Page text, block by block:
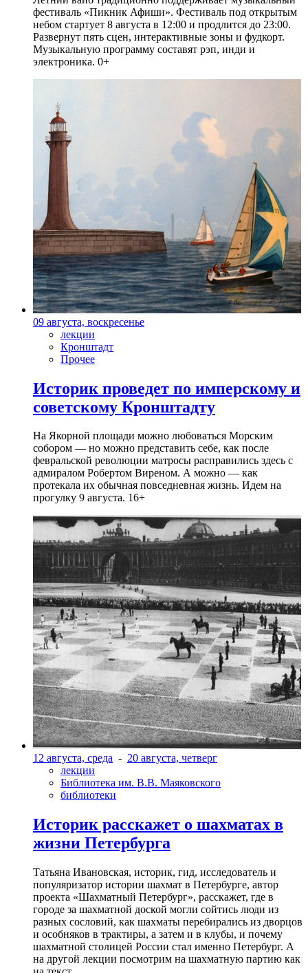
фестиваль «Пикник Афиши». Фестиваль под открытым
небом стартует 8 августа в 12:00 и продлится до 23:00.
Развернут пять сцен, интерактивные зоны и фудкорт.
Музыкальную программу составят рэп, инди и
электроника. 0+
09 августа, воскресенье
лекции
Кронштадт
Прочее
Историк проведет по имперскому и
советскому Кронштадту
На Якорной площади можно любоваться Морским
собором — но можно представить себе, как после
февральской революции матросы расправились здесь с
адмиралом Робертом Виреном. А можно — как
протекала их обычная повседневная жизнь. Идем на
прогулку 9 августа. 16+
12 августа, среда - 20 августа, четверг
лекции
Библиотека им. В.В. Маяковского
библиотеки
Историк расскажет о шахматах в
жизни Петербурга
Татьяна Ивановская, историк, гид, исследователь и
популяризатор истории шахмат в Петербурге, автор
проекта «Шахматный Петербург», расскажет, где в
городе за шахматной доской могли сойтись люди из
разных сословий, как шахматы перебирались из дворцов
и особняков в трактиры, а затем и в клубы, и почему
шахматной столицей России стал именно Петербург. А
на другой лекции посмотрим на шахматную партию как